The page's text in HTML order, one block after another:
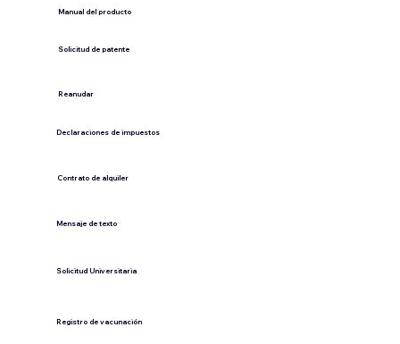
​Manual del producto
​Solicitud de patente
Contrato de alquiler
​Reanudar
Declaraciones de impuestos
​Mensaje de texto
​Solicitud Universitaria
Registro de vacunación